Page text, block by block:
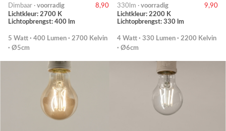
Dimbaar · voorradig
8,90
Lichtkleur: 2700 K
Lichtopbrengst: 400 lm
5 Watt · 400 Lumen · 2700 Kelvin
· Ø5cm
330lm · voorradig
9,90
Lichtkleur: 2200 K
Lichtopbrengst: 330 lm
4 Watt · 330 Lumen · 2200 Kelvin
· Ø6cm